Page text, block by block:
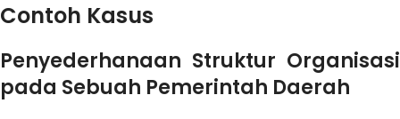
Contoh Kasus
Penyederhanaan Struktur Organisasi
pada Sebuah Pemerintah Daerah